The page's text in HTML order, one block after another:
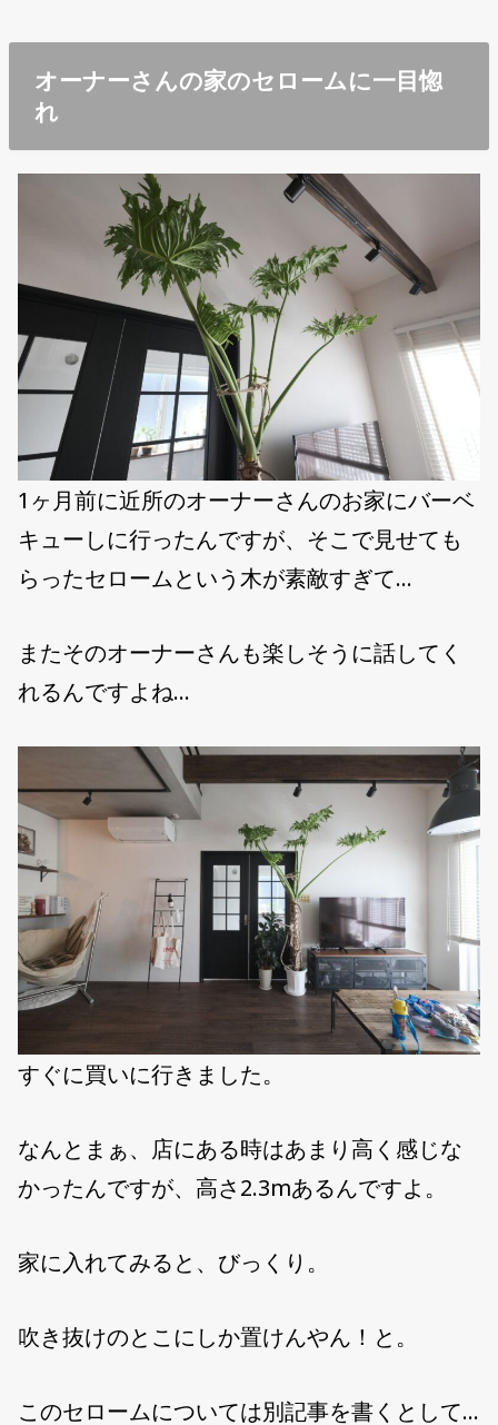
オーナーさんの家のセロームに一目惚
れ
1ヶ月前に近所のオーナーさんのお家にバーベ
キューしに行ったんですが、そこで見せても
らったセロームという木が素敵すぎて…
またそのオーナーさんも楽しそうに話してく
れるんですよね…
すぐに買いに行きました。
なんとまぁ、店にある時はあまり高く感じな
かったんですが、高さ2.3mあるんですよ。
家に入れてみると、びっくり。
吹き抜けのとこにしか置けんやん！と。
このセロームについては別記事を書くとして…